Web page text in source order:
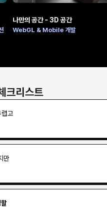
나만의 공간 - 3D 공간
WebGL & Mobile 개발
크리스트
렵고
만